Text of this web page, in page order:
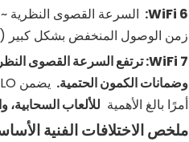
WiFi 6: السرعة القصوى النظرية ~
زمن الوصول المنخفض بشكل كبير
WiFi 7: ترتفع السرعة القصوى النظرية إلى
وضمانات الكمون الحتمية.
أمرًا بالغ الأهمية للألعاب السحابية،
ملخص الاختلافات الفنية